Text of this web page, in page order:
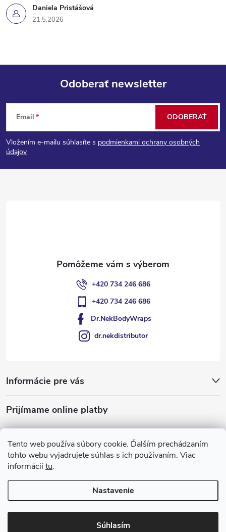
Tento web používa súbory cookie. Ďalším prechádzaním
tohto webu vyjadrujete súhlas s ich používaním. Viac
informáciítu.
Nastavenie
Súhlasím
Daniela Pristášová
21.5.2026
Z
á
p
Odoberať newsletter
Email
Vložením e-mailu súhlasíte s podmienkami ochrany osobných
údajov
ODOBERAŤ
+420 734 246 686
+420 734 246 686
Dr.NekBodyWraps
dr.nekdistributor
Informácie pre vás
Prijímame online platby
Copyright 2026Dr Nek. Všetky práva vyhradené.